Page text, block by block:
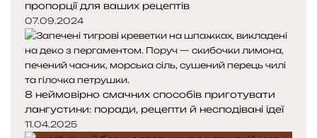
пропорції для ваших рецептів
07.09.2024
8 неймовірно смачних способів приготувати
лангустини: поради, рецепти й несподівані ідеї
11.04.2025